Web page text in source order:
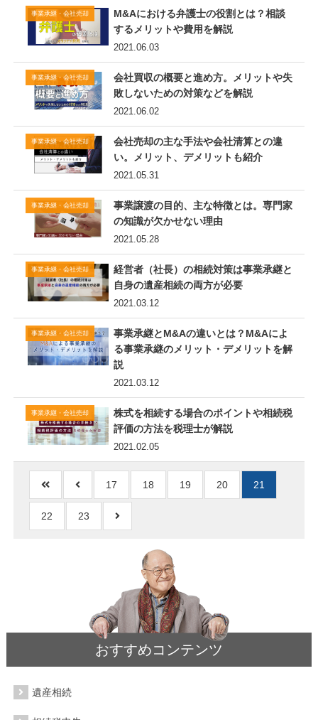
事業承継・会社売却
2021.06.03
M&Aにおける弁護士の役割とは？相談
するメリットや費用を解説
事業承継・会社売却
2021.06.02
会社買収の概要と進め方。メリットや失
敗しないための対策などを解説
事業承継・会社売却
2021.05.31
会社売却の主な手法や会社清算との違
い。メリット、デメリットも紹介
事業承継・会社売却
2021.05.28
事業譲渡の目的、主な特徴とは。専門家
の知識が欠かせない理由
事業承継・会社売却
2021.03.12
経営者（社長）の相続対策は事業承継と
自身の遺産相続の両方が必要
事業承継・会社売却
2021.03.12
事業承継とM&Aの違いとは？M&Aによ
る事業承継のメリット・デメリットを解
説
事業承継・会社売却
2021.02.05
株式を相続する場合のポイントや相続税
評価の方法を税理士が解説
17 18 19 20 21
22 23
おすすめコンテンツ
遺産相続